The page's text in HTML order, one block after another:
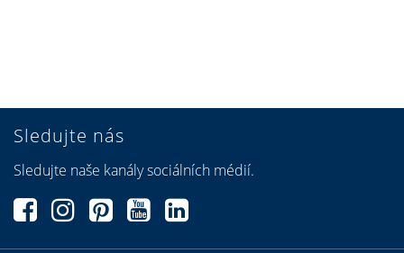
Sledujte nás
Sledujte naše kanály sociálních médií.